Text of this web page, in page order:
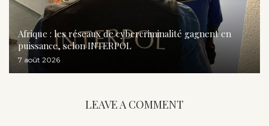
Afrique : les réseaux de cybercriminalité gagnent en
puissance, selon INTERPOL
7 août 2026
LEAVE A COMMENT